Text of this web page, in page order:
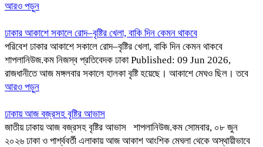
আরও পড়ুন
ঢাকার আকাশে সকালে রোদ–বৃষ্টির খেলা, বাকি দিন কেমন থাকবে
পরিবেশ ঢাকার আকাশে সকালে রোদ–বৃষ্টির খেলা, বাকি দিন কেমন থাকবে
শাপলানিউজ.কম নিজস্ব প্রতিবেদক ঢাকা Published: 09 Jun 2026,
রাজধানীতে আজ মঙ্গলবার সকালে হালকা বৃষ্টি হয়েছে। আকাশে মেঘও ছিল। তবে
আরও পড়ুন
ঢাকায় আজ বজ্রসহ বৃষ্টির আভাস
জাতীয় ঢাকায় আজ বজ্রসহ বৃষ্টির আভাস শাপলানিউজ.কম সোমবার, ০৮ জুন
২০২৬ ঢাকা ও পার্শ্ববর্তী এলাকায় আজ আকাশ আংশিক মেঘলা থেকে অস্থায়ীভাবে